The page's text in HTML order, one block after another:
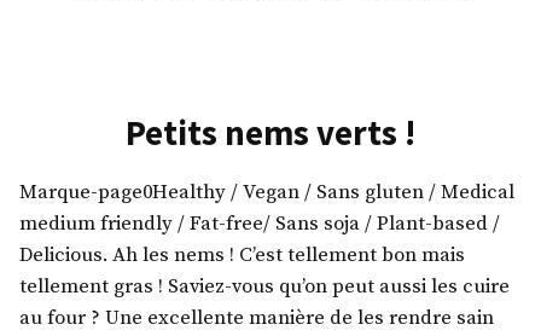
Petits nems verts !
Marque-page0Healthy / Vegan / Sans gluten / Medical
medium friendly / Fat-free/ Sans soja / Plant-based /
Delicious. Ah les nems ! C’est tellement bon mais
tellement gras ! Saviez-vous qu’on peut aussi les cuire
au four ? Une excellente manière de les rendre sain